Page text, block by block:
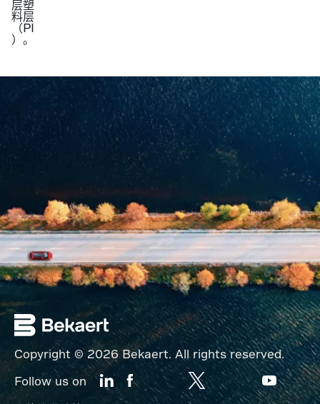
层塑
料层
（PI
）。
Copyright © 2026 Bekaert. All rights reserved.
Follow us on